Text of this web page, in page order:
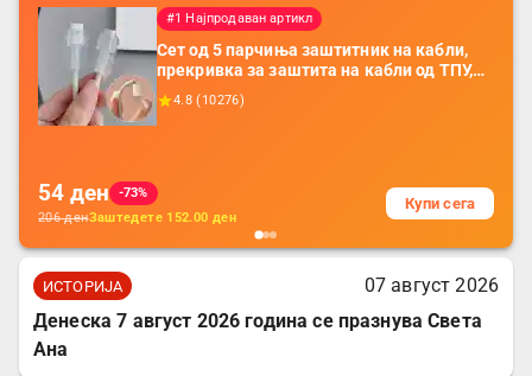
#1 Најпродаван артикл
Сет од 5 парчиња заштитник на кабли,
прекривка за заштита на кабли од ТПУ,
додатоци за заштита на кабли, без
батерија, за мобилни телефони, комплет
4.8 ( 10276)
54 ден
-73%
206денЗаштедете 152.00 ден
Купи сега
ИСТОРИЈА
07 август 2026
Денеска 7 август 2026 година се празнува Света
Ана